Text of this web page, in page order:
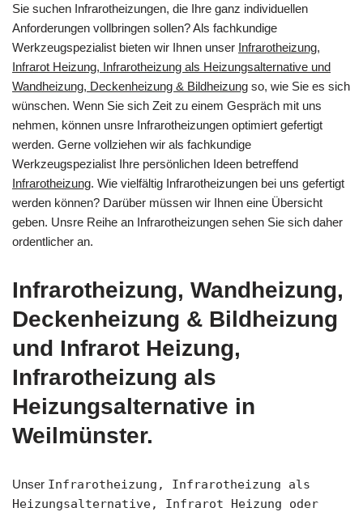
Sie suchen Infrarotheizungen, die Ihre ganz individuellen
Anforderungen vollbringen sollen? Als fachkundige
Werkzeugspezialist bieten wir Ihnen unser Infrarotheizung,
Infrarot Heizung, Infrarotheizung als Heizungsalternative und
Wandheizung, Deckenheizung & Bildheizung so, wie Sie es sich
wünschen. Wenn Sie sich Zeit zu einem Gespräch mit uns
nehmen, können unsre Infrarotheizungen optimiert gefertigt
werden. Gerne vollziehen wir als fachkundige
Werkzeugspezialist Ihre persönlichen Ideen betreffend
Infrarotheizung. Wie vielfältig Infrarotheizungen bei uns gefertigt
werden können? Darüber müssen wir Ihnen eine Übersicht
geben. Unsre Reihe an Infrarotheizungen sehen Sie sich daher
ordentlicher an.
Infrarotheizung, Wandheizung,
Deckenheizung & Bildheizung
und Infrarot Heizung,
Infrarotheizung als
Heizungsalternative in
Weilmünster.
Unser Infrarotheizung, Infrarotheizung als
Heizungsalternative, Infrarot Heizung oder